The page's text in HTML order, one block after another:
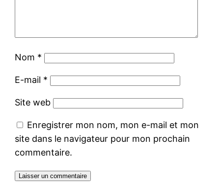
Nom *
E-mail *
Site web
Enregistrer mon nom, mon e-mail et mon
site dans le navigateur pour mon prochain
commentaire.